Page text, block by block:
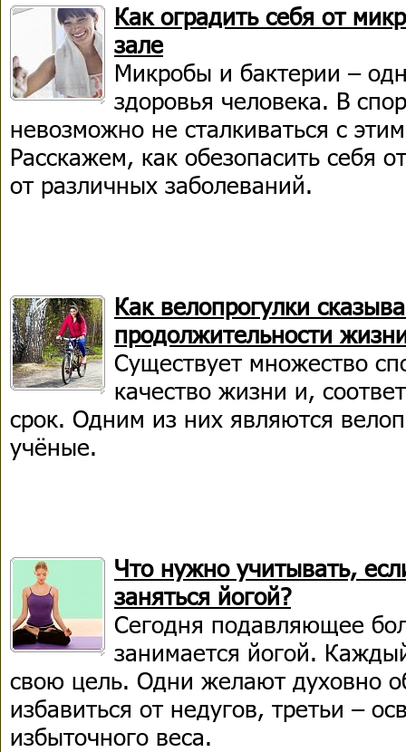
Как оградить себя от
зале
Микробы и бактерии –
здоровья человека. В
невозможно не сталкиваться с
Расскажем, как обезопасить себя
от различных заболеваний.
Как велопрогулки
продолжительности
Существует множество
качество жизни и,
срок. Одним из них являются
учёные.
Что нужно учитывать,
заняться йогой?
Сегодня подавляющее
занимается йогой.
свою цель. Одни желают духовно
избавиться от недугов, третьи –
избыточного веса.